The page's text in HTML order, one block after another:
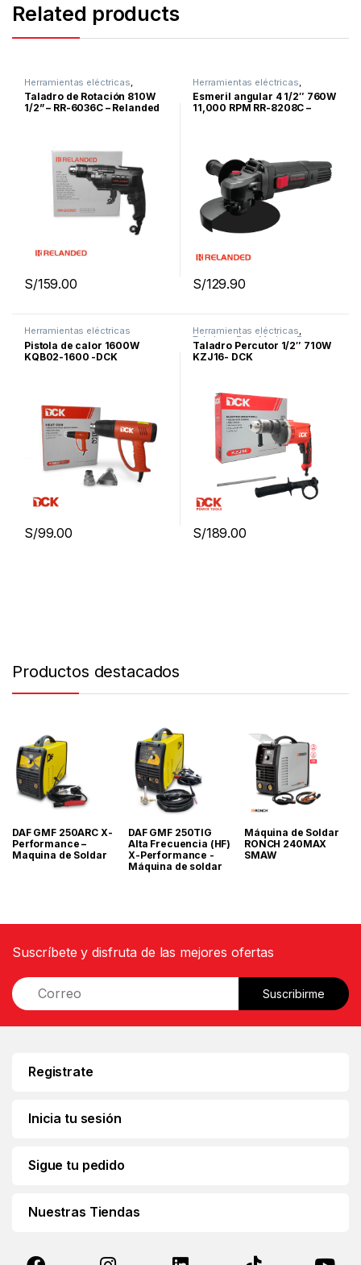
Related products
Herramientas eléctricas
Taladros Para Madera Para
Metal
Taladro de Rotación 810W
1/2” – RR-6036C – Relanded
S/159.00
Herramientas eléctricas
Esmeriles Para Metal
Esmeril angular 4 1/2″ 760W
11,000 RPM RR-8208C –
S/129.90
Herramientas eléctricas
Pistola de calor 1600W
KQB02-1600 -DCK
S/99.00
Herramientas eléctricas,
Taladros ,Para Madera, Para
Metal,Para Concreto
Taladro Percutor 1/2″ 710W
KZJ16- DCK
S/189.00
Productos destacados
DAF GMF 250ARC X-
Performance –
Maquina de Soldar
DAF GMF 250TIG
Alta Frecuencia (HF)
X-Performance -
Máquina de soldar
Máquina de Soldar
RONCH 240MAX
SMAW
Suscríbete y disfruta de las mejores ofertas
E
m
Suscribirme
Registrate
Inicia tu sesión
Sigue tu pedido
Nuestras Tiendas